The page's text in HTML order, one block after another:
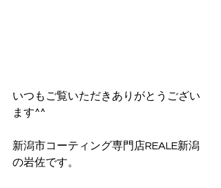
いつもご覧いただきありがとうござい
ます^^
新潟市コーティング専門店REALE新潟
の岩佐です。